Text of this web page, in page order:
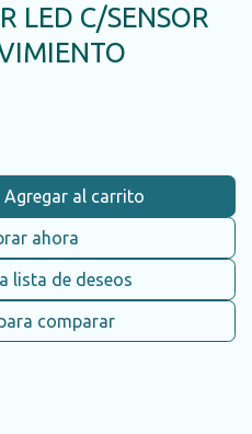
LED C/SENSOR
Agregar al carrito
ahora
comparar
lista de deseos